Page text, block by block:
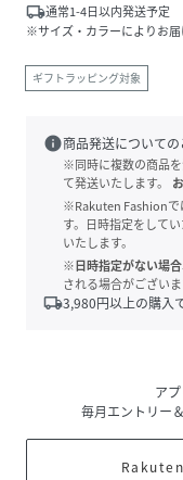
local_shipping通常1-4日以内発送予定
※サイズ・カラーによりお届
ギフトラッピング対象
info商品発送についての
※同時に複数の商品
て発送いたします。
※Rakuten Fashionで
す。日時指定をして
いたします。
※日時指定がない場
される場合がござい
local_shipping3,980円以上の購入
ア
毎月エントリー